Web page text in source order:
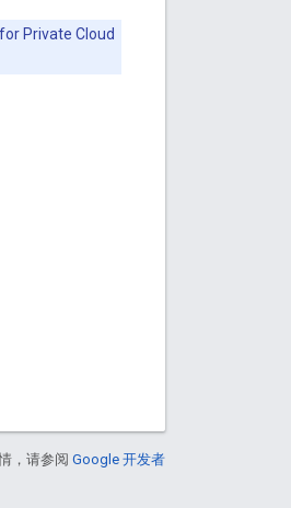
Private Cloud
，请参阅 Google 开发者